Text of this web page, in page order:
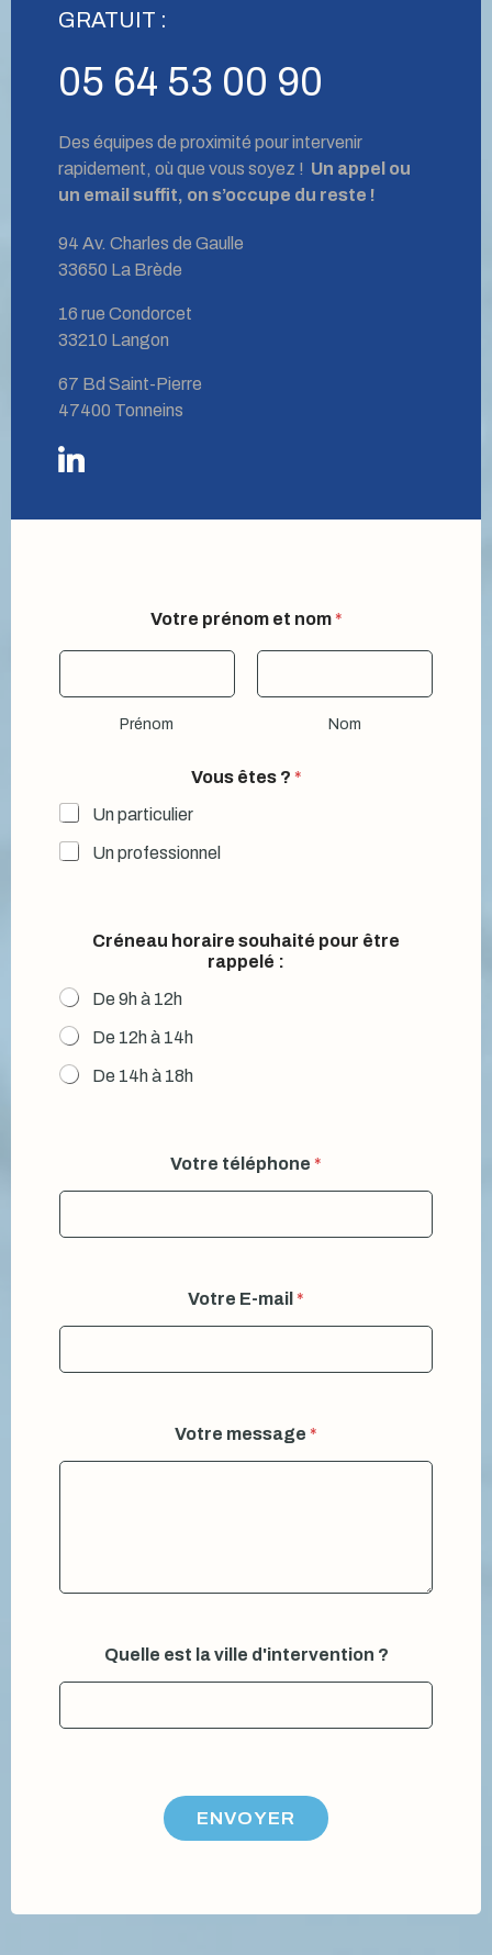
GRATUIT :
05 64 53 00 90
Des équipes de proximité pour intervenir
rapidement, où que vous soyez ! Un appel ou
un email suffit, on s’occupe du reste !
94 Av. Charles de Gaulle
33650 La Brède
16 rue Condorcet
33210 Langon
67 Bd Saint-Pierre
47400 Tonneins
Votre prénom et nom *
Prénom Nom
Vous êtes ? *
Un particulier
Un professionnel
Créneau horaire souhaité pour être
rappelé :
De 9h à 12h
De 12h à 14h
De 14h à 18h
Votre téléphone *
Votre E-mail *
Votre message *
V
o
Quelle est la ville d'intervention ?
ENVOYER